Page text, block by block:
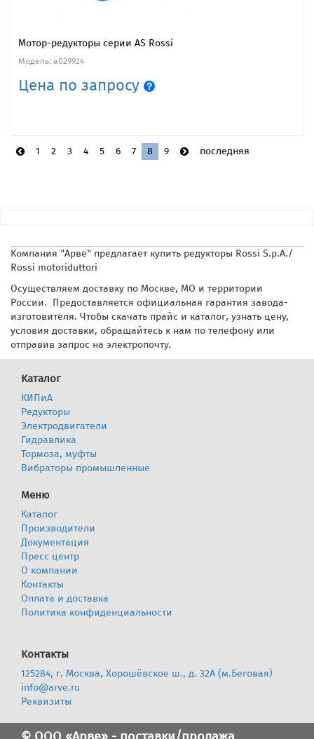
Мотор-редукторы серии AS Rossi
Модель: a029924
Цена по запросу
1 2 3 4 5 6 7 8 9 последняя
Компания "Арве" предлагает купить редукторы Rossi S.p.A./
Rossi motoriduttori
Осуществляем доставку по Москве, МО и территории
России. Предоставляется официальная гарантия завода-
изготовителя. Чтобы скачать прайс и каталог, узнать цену,
условия доставки, обращайтесь к нам по телефону или
отправив запрос на электропочту.
Каталог
КИПиА
Редукторы
Электродвигатели
Гидравлика
Тормоза, муфты
Вибраторы промышленные
Меню
Каталог
Производители
Документация
Пресс центр
О компании
Контакты
Оплата и доставка
Политика конфиденциальности
Контакты
125284, г. Москва, Хорошёвское ш., д. 32А (м.Беговая)
info@arve.ru
Реквизиты
© ООО «Арве» - поставки/продажа